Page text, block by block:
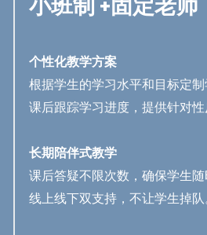
个性化教学方案
根据学生的学习水平和目标定制
课后跟踪学习进度，提供针对性
长期陪伴式教学
课后答疑不限次数，确保学生随
线上线下双支持，不让学生掉队